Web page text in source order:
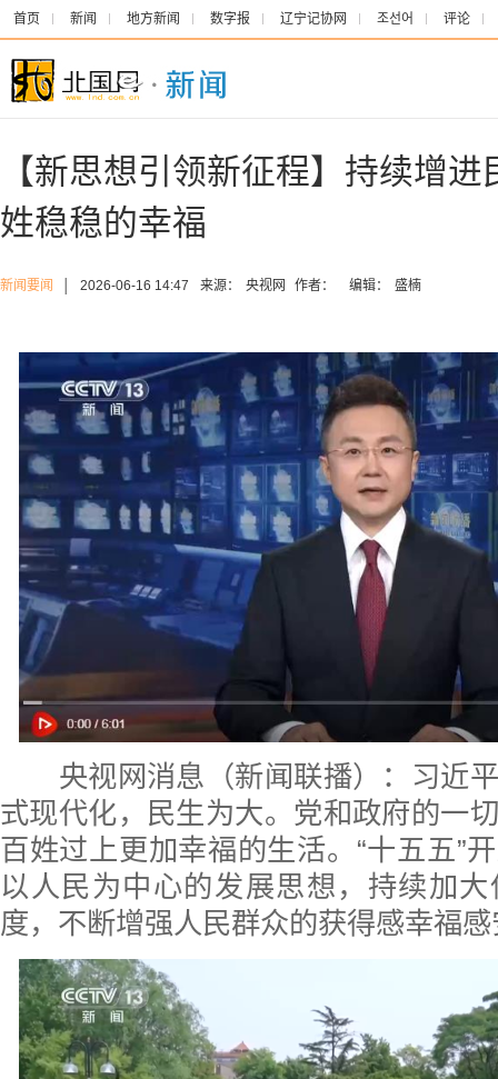
首页 新闻 地方新闻 数字报 辽宁记协网 조선어 评论
【新思想引领新征程】持续增
姓稳稳的幸福
新闻要闻 2026-06-16 14:47 来源： 央视网 作者： 编辑： 盛楠
央视网消息（新闻联播）：习近平
式现代化，民生为大。党和政府的一
百姓过上更加幸福的生活。“十五五”
以人民为中心的发展思想，持续加
度，不断增强人民群众的获得感幸福